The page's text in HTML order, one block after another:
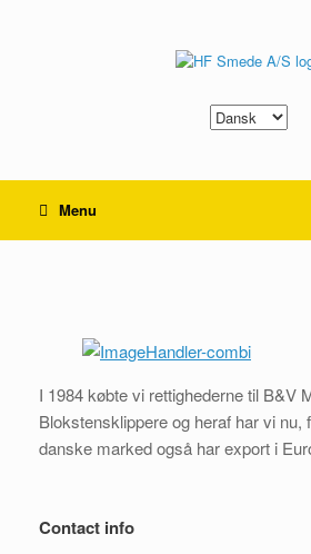
Vælg
sprog
Menu
I 1984 købte vi rettighederne til B&V
Blokstensklippere og heraf har vi nu,
danske marked også har export i
Contact info